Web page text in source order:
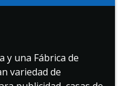
y una Fábrica de
variedad de